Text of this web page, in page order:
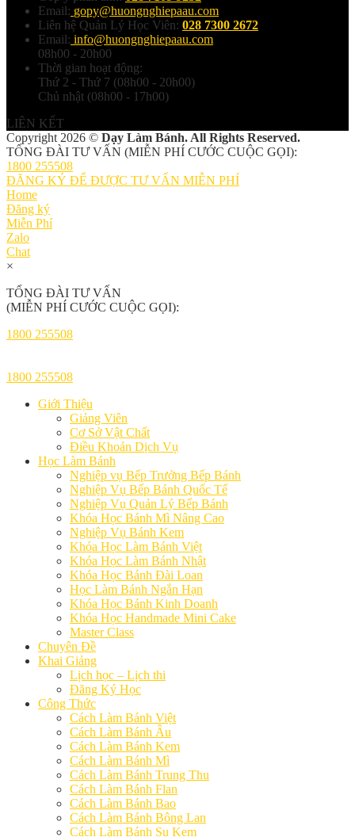
Email: gopy@huongnghiepaau.com
Liên hệ Quản Lý Học Viên: 028 7300 2672
Email: info@huongnghiepaau.com
08h00 - 20h00
Thời gian hoạt động:
Thứ 2 - Thứ 7 (08h00 - 20h00)
Chủ nhật (08h00 - 17h00)
LIÊN KẾT
Copyright 2026 © Dạy Làm Bánh. All Rights Reserved.
TỔNG ĐÀI TƯ VẤN (MIỄN PHÍ CƯỚC CUỘC GỌI):
1800 255508
ĐĂNG KÝ ĐỂ ĐƯỢC TƯ VẤN MIỄN PHÍ
Home
Đăng ký
Miễn Phí
Zalo
Chat
×
TỔNG ĐÀI TƯ VẤN
(MIỄN PHÍ CƯỚC CUỘC GỌI):
1800 255508
1800 255508
Giới Thiệu
Giảng Viên
Cơ Sở Vật Chất
Điều Khoản Dịch Vụ
Học Làm Bánh
Nghiệp vụ Bếp Trưởng Bếp Bánh
Nghiệp Vụ Bếp Bánh Quốc Tế
Nghiệp Vụ Quản Lý Bếp Bánh
Khóa Học Bánh Mì Nâng Cao
Nghiệp Vụ Bánh Kem
Khóa Học Làm Bánh Việt
Khóa Học Làm Bánh Nhật
Khóa Học Bánh Đài Loan
Học Làm Bánh Ngắn Hạn
Khóa Học Bánh Kinh Doanh
Khóa Học Handmade Mini Cake
Master Class
Chuyên Đề
Khai Giảng
Lịch học – Lịch thi
Đăng Ký Học
Công Thức
Cách Làm Bánh Việt
Cách Làm Bánh Âu
Cách Làm Bánh Kem
Cách Làm Bánh Mì
Cách Làm Bánh Trung Thu
Cách Làm Bánh Flan
Cách Làm Bánh Bao
Cách Làm Bánh Bông Lan
Cách Làm Bánh Su Kem